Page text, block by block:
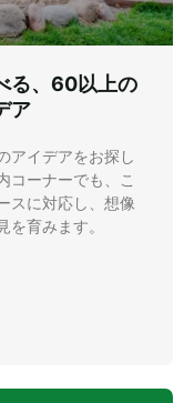
る、60以上の
ア
アイデアをお探し
コーナーでも、こ
スに対応し、想像
育みます。